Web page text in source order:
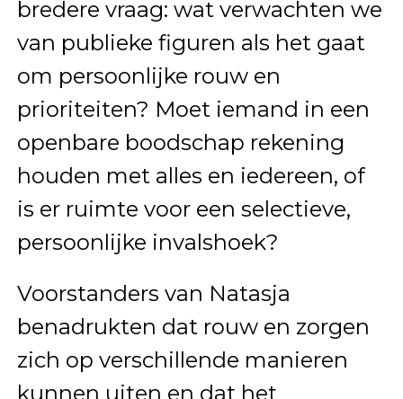
bredere vraag: wat verwachten we
van publieke figuren als het gaat
om persoonlijke rouw en
prioriteiten? Moet iemand in een
openbare boodschap rekening
houden met alles en iedereen, of
is er ruimte voor een selectieve,
persoonlijke invalshoek?
Voorstanders van Natasja
benadrukten dat rouw en zorgen
zich op verschillende manieren
kunnen uiten en dat het